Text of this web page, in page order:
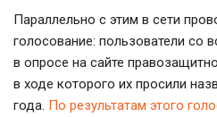
Параллельно с этим в сети
голосование: пользователи со
в опросе на сайте
в ходе которого их просили
года. По результатам этого